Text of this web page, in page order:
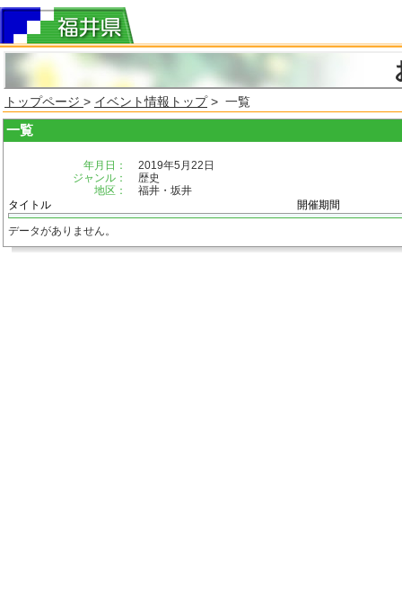
トップページ > イベント情報トップ> 一覧
一覧
年月日：
2019年5月22日
ジャンル：
歴史
地区：
福井・坂井
タイトル
開催期間
データがありません。